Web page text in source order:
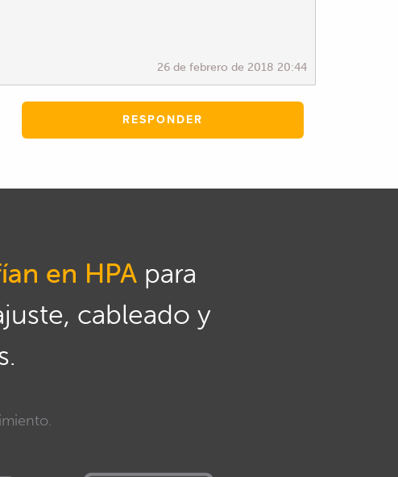
26 de febrero de 2018 20:44
RESPONDER
en HPA para
cableado y